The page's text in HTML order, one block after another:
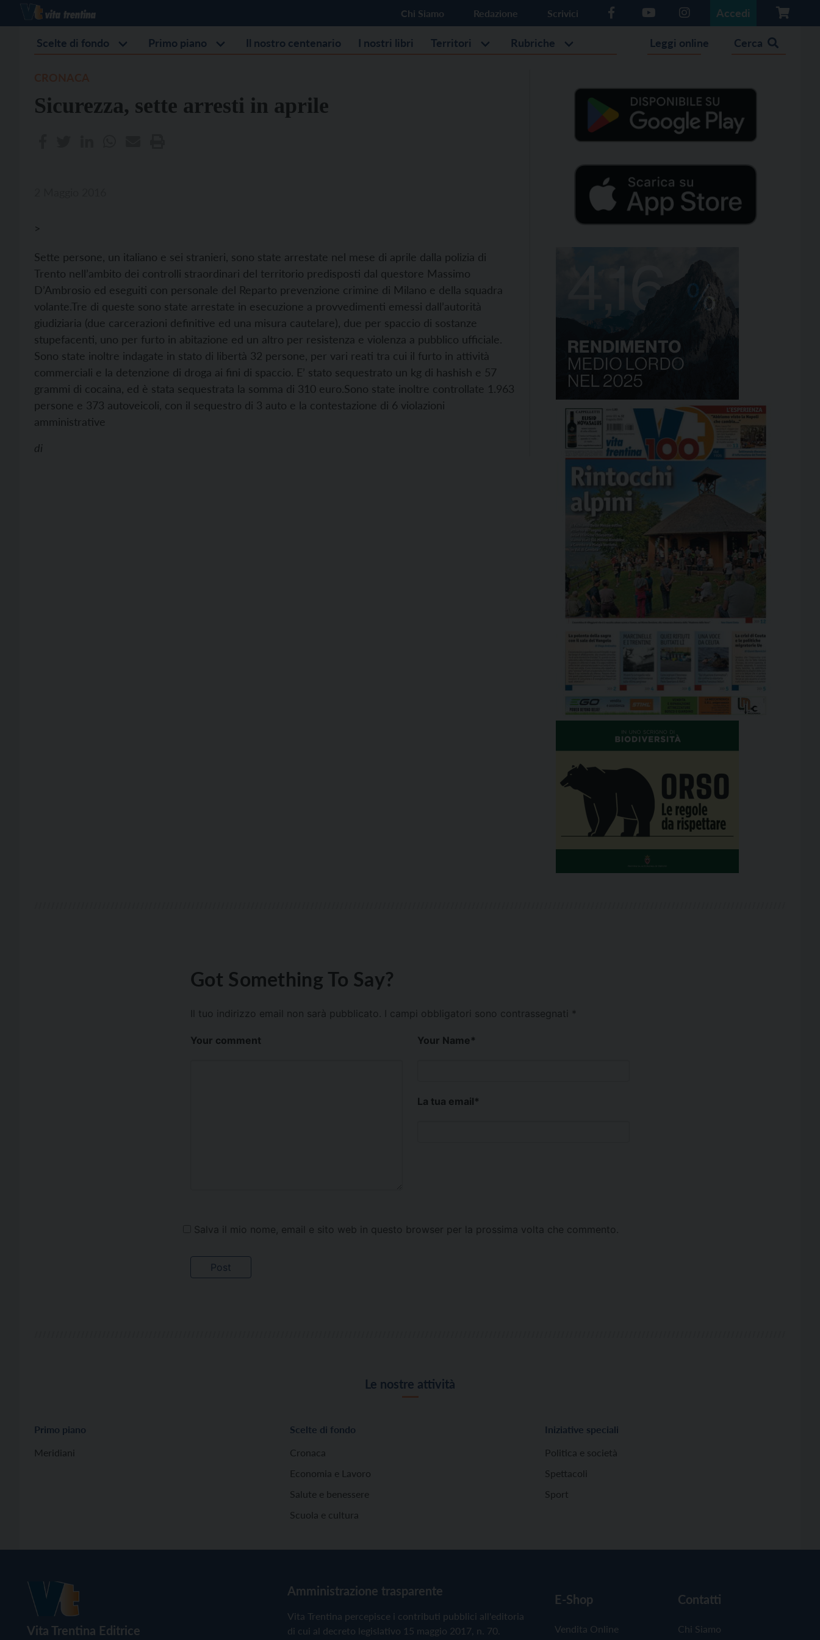
Chi Siamo Redazione Scrivici Accedi
Scelte di fondo Primo piano Il nostro centenario I nostri libri Territori Rubriche Leggi online Cerca
Sicurezza, sette arresti in aprile
>
Sette persone, un italiano e sei stranieri, sono state arrestate nel mese di aprile dalla polizia di
Trento nell’ambito dei controlli straordinari del territorio predisposti dal questore Massimo
D’Ambrosio ed eseguiti con personale del Reparto prevenzione crimine di Milano e della squadra
volante.Tre di queste sono state arrestate in esecuzione a provvedimenti emessi dall’autorità
giudiziaria (due carcerazioni definitive ed una misura cautelare), due per spaccio di sostanze
stupefacenti, uno per furto in abitazione ed un altro per resistenza e violenza a pubblico ufficiale.
Sono state inoltre indagate in stato di libertà 32 persone, per vari reati tra cui il furto in attività
commerciali e la detenzione di droga ai fini di spaccio. E’ stato sequestrato un kg di hashish e 57
grammi di cocaina, ed è stata sequestrata la somma di 310 euro.Sono state inoltre controllate 1.963
persone e 373 autoveicoli, con il sequestro di 3 auto e la contestazione di 6 violazioni
amministrative
di
Got Something To Say?
Il tuo indirizzo email non sarà pubblicato. I campi obbligatori sono contrassegnati *
Your comment Your Name*
La tua email*
Salva il mio nome, email e sito web in questo browser per la prossima volta che commento.
Le nostre attività
Primo piano
Meridiani
Scelte di fondo
Cronaca
Economia e Lavoro
Salute e benessere
Scuola e cultura
Iniziative speciali
Politica e società
Spettacoli
Sport
Vita Trentina Editrice
Amministrazione trasparente
Vita Trentina percepisce i contributi pubblici all'editoria
di cui al decreto legislativo 15 maggio 2017, n. 70.
E-Shop
Vendita Online
Contatti
Chi Siamo